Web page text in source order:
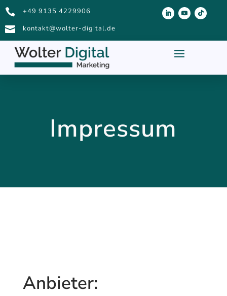
 +49 9135 4229906
 kontakt@wolter-digital.de
Impressum
Anbieter: